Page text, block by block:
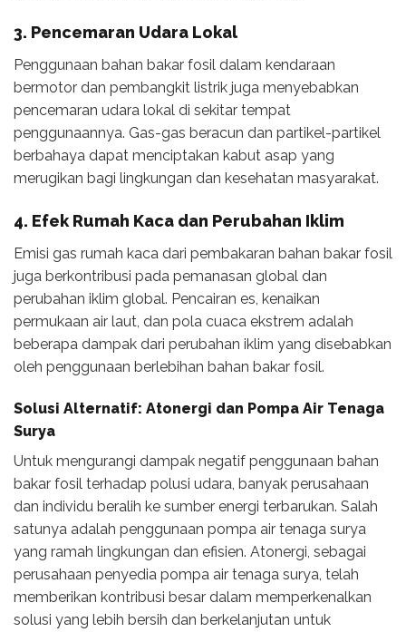
3. Pencemaran Udara Lokal
Penggunaan bahan bakar fosil dalam kendaraan
bermotor dan pembangkit listrik juga menyebabkan
pencemaran udara lokal di sekitar tempat
penggunaannya. Gas-gas beracun dan partikel-partikel
berbahaya dapat menciptakan kabut asap yang
merugikan bagi lingkungan dan kesehatan masyarakat.
4. Efek Rumah Kaca dan Perubahan Iklim
Emisi gas rumah kaca dari pembakaran bahan bakar fosil
juga berkontribusi pada pemanasan global dan
perubahan iklim global. Pencairan es, kenaikan
permukaan air laut, dan pola cuaca ekstrem adalah
beberapa dampak dari perubahan iklim yang disebabkan
oleh penggunaan berlebihan bahan bakar fosil.
Solusi Alternatif: Atonergi dan Pompa Air Tenaga
Surya
Untuk mengurangi dampak negatif penggunaan bahan
bakar fosil terhadap polusi udara, banyak perusahaan
dan individu beralih ke sumber energi terbarukan. Salah
satunya adalah penggunaan pompa air tenaga surya
yang ramah lingkungan dan efisien. Atonergi, sebagai
perusahaan penyedia pompa air tenaga surya, telah
memberikan kontribusi besar dalam memperkenalkan
solusi yang lebih bersih dan berkelanjutan untuk